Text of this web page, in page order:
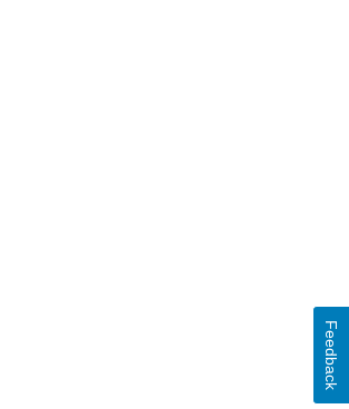
Feedback